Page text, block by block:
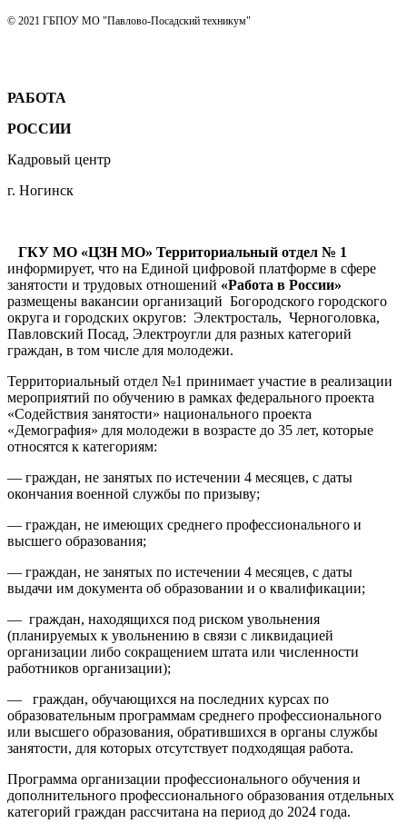
© 2021 ГБПОУ МО "Павлово-Посадский техникум"
РАБОТА
РОССИИ
Кадровый центр
г. Ногинск
ГКУ МО «ЦЗН МО» Территориальный отдел № 1
информирует, что на Единой цифровой платформе в сфере
занятости и трудовых отношений «Работа в России»
размещены вакансии организаций Богородского городского
округа и городских округов: Электросталь, Черноголовка,
Павловский Посад, Электроугли для разных категорий
граждан, в том числе для молодежи.
Территориальный отдел №1 принимает участие в реализации
мероприятий по обучению в рамках федерального проекта
«Содействия занятости» национального проекта
«Демография» для молодежи в возрасте до 35 лет, которые
относятся к категориям:
— граждан, не занятых по истечении 4 месяцев, с даты
окончания военной службы по призыву;
— граждан, не имеющих среднего профессионального и
высшего образования;
— граждан, не занятых по истечении 4 месяцев, с даты
выдачи им документа об образовании и о квалификации;
— граждан, находящихся под риском увольнения
(планируемых к увольнению в связи с ликвидацией
организации либо сокращением штата или численности
работников организации);
— граждан, обучающихся на последних курсах по
образовательным программам среднего профессионального
или высшего образования, обратившихся в органы службы
занятости, для которых отсутствует подходящая работа.
Программа организации профессионального обучения и
дополнительного профессионального образования отдельных
категорий граждан рассчитана на период до 2024 года.